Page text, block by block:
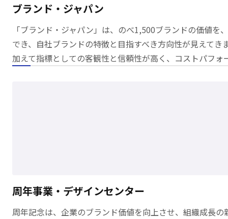
ブランド・ジャパン
「ブランド・ジャパン」は、のべ1,500ブランドの価値
でき、自社ブランドの特徴と目指すべき方向性が見えてき
加えて指標としての客観性と信頼性が高く、コストパフ
周年事業・デザインセンター
周年記念は、企業のブランド価値を向上させ、組織成長